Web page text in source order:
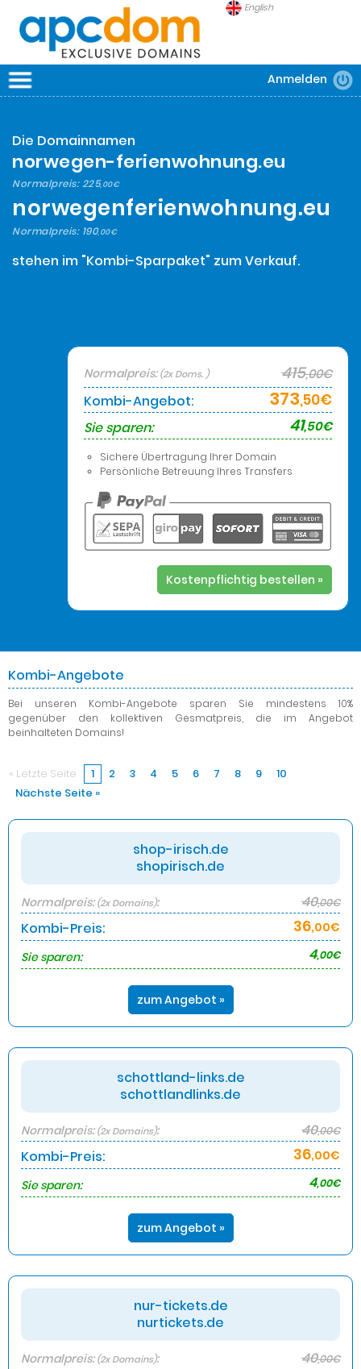
English
SICHERHEIT
Anmelden
Die Domainnamen
norwegen-ferienwohnung.eu
Normalpreis:225,00€
norwegenferienwohnung.eu
Normalpreis: 190,00€
stehen im "Kombi-Sparpaket" zum Verkauf.
Normalpreis:(2x Doms. ) 415,00€
Kombi-Angebot: 373,50€
Sie sparen: 41,50€
Sichere Übertragung Ihrer Domain
Persönliche Betreuung Ihres Transfers
Kostenpflichtig bestellen »
Kombi-Angebote
Bei unseren Kombi-Angebote sparen Sie mindestens 10%
gegenüber den kollektiven Gesmatpreis, die im Angebot
beinhalteten Domains!
« Letzte Seite 1 2 3 4 5 6 7 8 9
10
Nächste Seite »
shop-irisch.de
shopirisch.de
Normalpreis:(2x Domains): 40,00€
Kombi-Preis: 36,00€
Sie sparen:
4,00€
zum Angebot »
schottland-links.de
schottlandlinks.de
Normalpreis:(2x Domains): 40,00€
Kombi-Preis: 36,00€
Sie sparen:
4,00€
zum Angebot »
nur-tickets.de
nurtickets.de
Normalpreis:(2x Domains): 40,00€